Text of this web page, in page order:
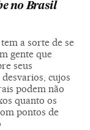
no Brasil
a sorte de se
gente que
seus
cujos
podem não
quanto os
pontos de